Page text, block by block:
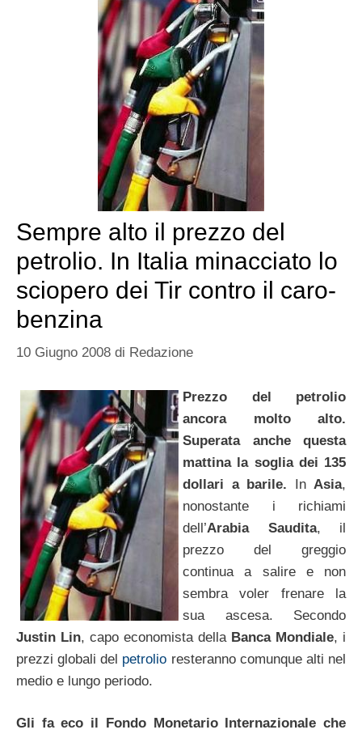
Sempre alto il prezzo del
petrolio. In Italia minacciato lo
sciopero dei Tir contro il caro-
benzina
10 Giugno 2008 di Redazione
Prezzo del petrolio
ancora molto alto.
Superata anche questa
mattina la soglia dei 135
dollari a barile. In Asia,
nonostante i richiami
dell’Arabia Saudita, il
prezzo del greggio
continua a salire e non
sembra voler frenare la
sua ascesa. Secondo
Justin Lin, capo economista della Banca Mondiale, i
prezzi globali del petrolio resteranno comunque alti nel
medio e lungo periodo.
Gli fa eco il Fondo Monetario Internazionale che